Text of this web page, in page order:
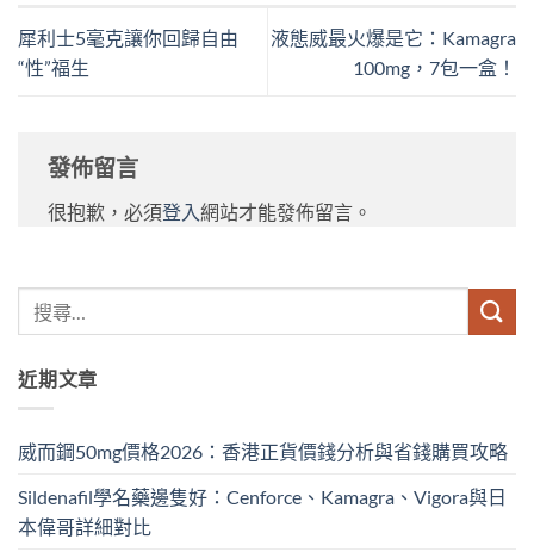
犀利士5毫克讓你回歸自由
“性”福生
液態威最火爆是它：Kamagra
100mg，7包一盒！
發佈留言
很抱歉，必須登入網站才能發佈留言。
近期文章
威而鋼50mg價格2026：香港正貨價錢分析與省錢購買攻略
Sildenafil學名藥邊隻好：Cenforce、Kamagra、Vigora與日
本偉哥詳細對比